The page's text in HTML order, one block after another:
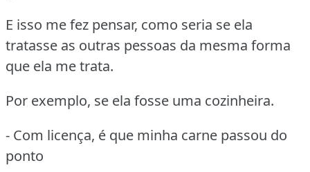
E isso me fez pensar, como seria se ela
tratasse as outras pessoas da mesma forma
que ela me trata.
Por exemplo, se ela fosse uma cozinheira.
- Com licença, é que minha carne passou do
ponto